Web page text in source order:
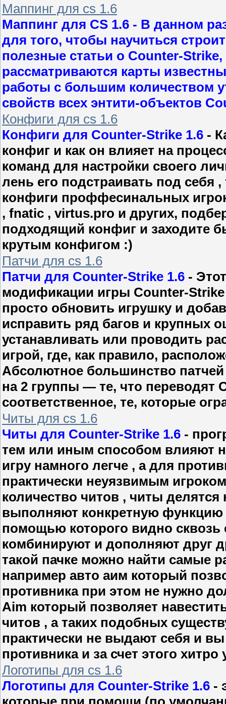
Маппинг для cs 1.6
Маппинг для CS 1.6 - В данном
для того, чтобы научиться
полезные статьи о Counter-
рассматриваются карты
работы с большим количеством
свойств всех энтити-объектов
Конфиги для cs 1.6
Конфиги для Counter-Strike 1.6 -
конфиг и как он влияет на
команд для настройки своего
лень его подстраивать под себя
конфиги проффесинальных
, fnatic , virtus.pro и других,
подходящий конфиг и заходите
крутым конфигом :)
Патчи для cs 1.6
Патчи для Counter-Strike 1.6 -
модификации игры Counter-
просто обновить игрушку и
исправить ряд багов и крупных
устанавливать или проводить
игрой, где, как правило,
Абсолютное большинство
на 2 группы — те, что переводят
соответственное, те, которые
Читы для cs 1.6
Читы для Counter-Strike 1.6 -
тем или иным способом влияют
игру намного легче , а для
практически неуязвимым
количество читов , читы
выполняют конкретную функцию
помощью которого видно сквозь
комбинируют и дополняют друг
такой пачке можно найти самые
например авто аим который
противника при этом не нужно
Aim который позволяет
читов , а таких подобных
практически не выдают себя и
противника и за счет этого хитро
Логотипы для cs 1.6
Логотипы для Counter-Strike 1.6 -